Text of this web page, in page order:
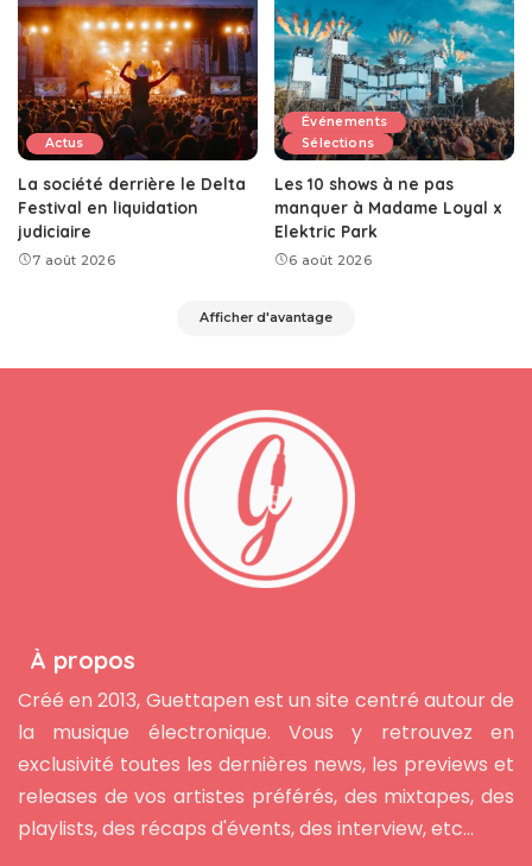
Actus
La société derrière le Delta
Festival en liquidation
judiciaire
7 août 2026
Événements
Sélections
Les 10 shows à ne pas
manquer à Madame Loyal x
Elektric Park
6 août 2026
Afficher d'avantage
À propos
Créé en 2013, Guettapen est un site centré autour de
la musique électronique. Vous y retrouvez en
exclusivité toutes les dernières news, les previews et
releases de vos artistes préférés, des mixtapes, des
playlists, des récaps d'évents, des interview, etc...